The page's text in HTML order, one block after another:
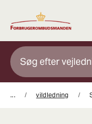
indhold
... vildledning